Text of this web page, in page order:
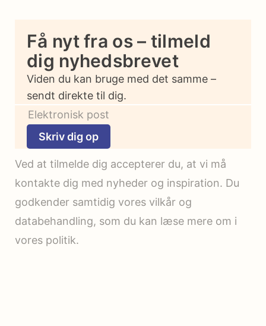
Få nyt fra os – tilmeld
dig nyhedsbrevet
Viden du kan bruge med det samme –
sendt direkte til dig.
Skriv dig op
Ved at tilmelde dig accepterer du, at vi må
kontakte dig med nyheder og inspiration. Du
godkender samtidig vores vilkår og
databehandling, som du kan læse mere om i
vores politik.